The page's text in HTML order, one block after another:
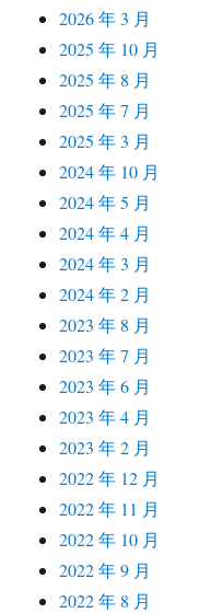
2026 年 3 月
2025 年 10 月
2025 年 8 月
2025 年 7 月
2025 年 3 月
2024 年 10 月
2024 年 5 月
2024 年 4 月
2024 年 3 月
2024 年 2 月
2023 年 8 月
2023 年 7 月
2023 年 6 月
2023 年 4 月
2023 年 2 月
2022 年 12 月
2022 年 11 月
2022 年 10 月
2022 年 9 月
2022 年 8 月